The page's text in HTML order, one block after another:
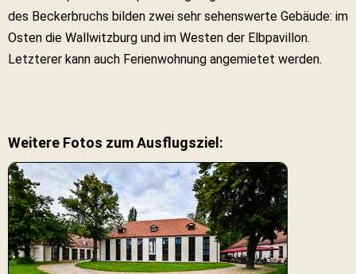
des Beckerbruchs bilden zwei sehr sehenswerte Gebäude: im
Osten die Wallwitzburg und im Westen der Elbpavillon.
Letzterer kann auch Ferienwohnung angemietet werden.
Weitere Fotos zum Ausflugsziel: